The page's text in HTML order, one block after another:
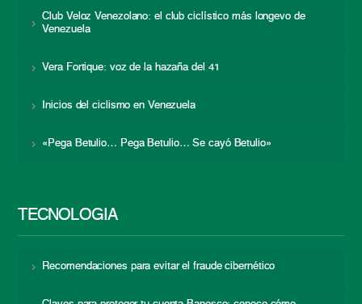
Club Veloz Venezolano: el club ciclístico más longevo de
Venezuela
Vera Fortique: voz de la hazaña del 41
Inicios del ciclismo en Venezuela
«Pega Betulio… Pega Betulio… Se cayó Betulio»
TECNOLOGÍA
Recomendaciones para evitar el fraude cibernético